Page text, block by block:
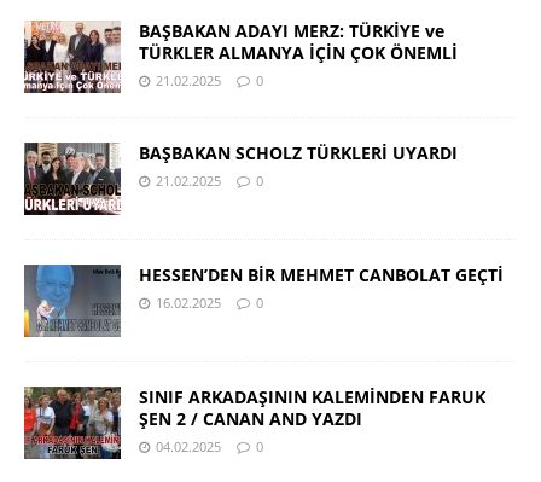
BAŞBAKAN ADAYI MERZ: TÜRKİYE ve
TÜRKLER ALMANYA İÇİN ÇOK ÖNEMLİ
21.02.2025 0
BAŞBAKAN SCHOLZ TÜRKLERİ UYARDI
21.02.2025 0
HESSEN’DEN BİR MEHMET CANBOLAT GEÇTİ
16.02.2025 0
SINIF ARKADAŞININ KALEMİNDEN FARUK
ŞEN 2 / CANAN AND YAZDI
04.02.2025 0